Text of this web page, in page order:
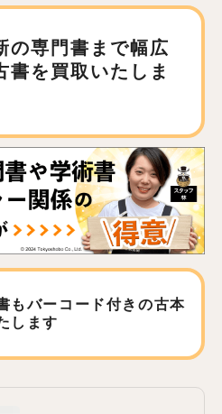
の専門書まで幅広
書を買取いたしま
もバーコード付きの古本
します